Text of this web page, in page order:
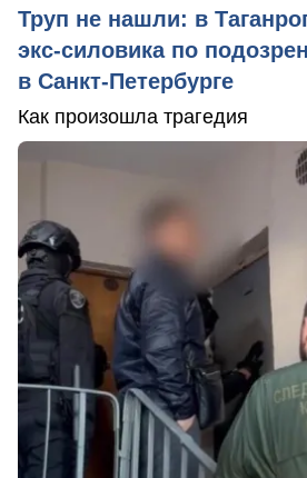
Труп не нашли: в
экс-силовика по
в Санкт-Петербурге
Как произошла трагедия